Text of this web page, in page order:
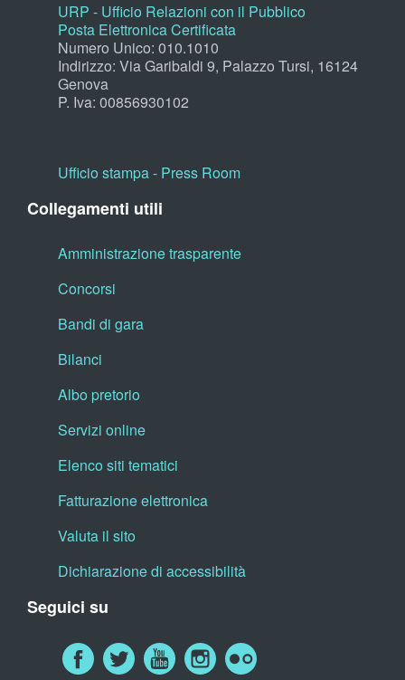
URP - Ufficio Relazioni con il Pubblico
Posta Elettronica Certificata
Numero Unico: 010.1010
Indirizzo: Via Garibaldi 9, Palazzo Tursi, 16124
Genova
P. Iva: 00856930102
Ufficio stampa - Press Room
Collegamenti utili
Amministrazione trasparente
Concorsi
Bandi di gara
Bilanci
Albo pretorio
Servizi online
Elenco siti tematici
Fatturazione elettronica
Valuta il sito
Dichiarazione di accessibilità
Seguici su